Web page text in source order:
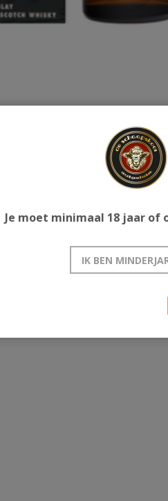
Woodvat. Gedistilleerd in 2009 en
Je moet minimaal 18 jaar of
IK BEN